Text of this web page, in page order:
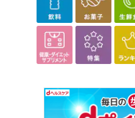
食塩相当量 0.00g
この表示値は、目安です。
【割れ・欠けあり】工場での製
無選別品となります。到着時に割
・注意事項：直射日光・高温多湿